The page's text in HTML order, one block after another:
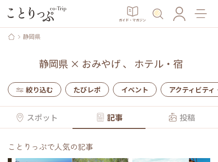
ガイド・マガジン
静岡県
静岡県 × おみやげ 、 ホテル・宿
絞り込む たびレポ イベント アクティビティ
スポット 記事 投稿
ことりっぷで人気の記事